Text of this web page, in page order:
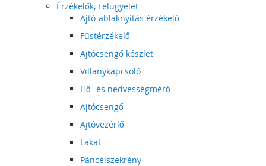
Érzékelők, Felügyelet
Ajtó-ablaknyitás érzékelő
Füstérzékelő
Ajtócsengő készlet
Villanykapcsoló
Hő- és nedvességmérő
Ajtócsengő
Ajtóvezérlő
Lakat
Páncélszekrény